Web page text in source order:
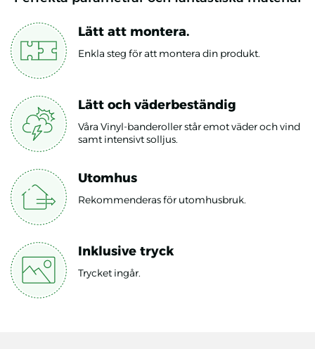
Lätt att montera.
Enkla steg för att montera din produkt.
Lätt och väderbeständig
Våra Vinyl-banderoller står emot väder och vind
samt intensivt solljus.
Utomhus
Rekommenderas för utomhusbruk.
Inklusive tryck
Trycket ingår.